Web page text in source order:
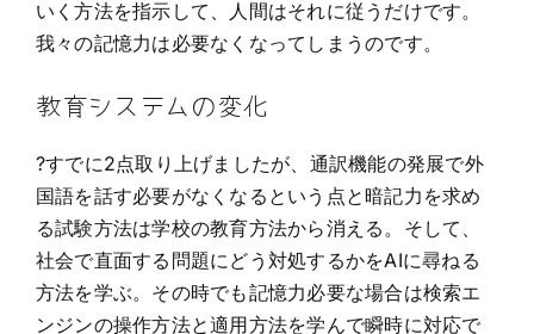
いく方法を指示して、人間はそれに従うだけです。
我々の記憶力は必要なくなってしまうのです。
教育システムの変化
?すでに2点取り上げましたが、通訳機能の発展で外
国語を話す必要がなくなるという点と暗記力を求め
る試験方法は学校の教育方法から消える。そして、
社会で直面する問題にどう対処するかをAIに尋ねる
方法を学ぶ。その時でも記憶力必要な場合は検索エ
ンジンの操作方法と適用方法を学んで瞬時に対応で